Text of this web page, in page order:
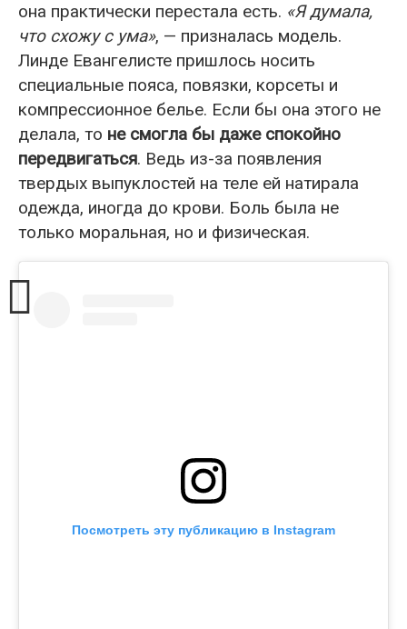
она практически перестала есть. «Я думала,
что схожу с ума», — призналась модель.
Линде Евангелисте пришлось носить
специальные пояса, повязки, корсеты и
компрессионное белье. Если бы она этого не
делала, то не смогла бы даже спокойно
передвигаться. Ведь из-за появления
твердых выпуклостей на теле ей натирала
одежда, иногда до крови. Боль была не
только моральная, но и физическая.
Посмотреть эту публикацию в Instagram